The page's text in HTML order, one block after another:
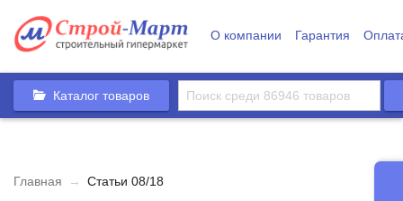
О компании Гарантия
Каталог товаров
Главная → Статьи 08/18